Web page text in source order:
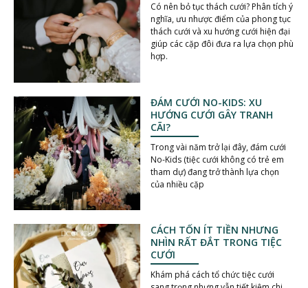
Có nên bỏ tục thách cưới? Phân tích ý
nghĩa, ưu nhược điểm của phong tục
thách cưới và xu hướng cưới hiện đại
giúp các cặp đôi đưa ra lựa chọn phù
hợp.
ĐÁM CƯỚI NO-KIDS: XU
HƯỚNG CƯỚI GÂY TRANH
CÃI?
Trong vài năm trở lại đây, đám cưới
No-Kids (tiệc cưới không có trẻ em
tham dự) đang trở thành lựa chọn
của nhiều cặp
CÁCH TỐN ÍT TIỀN NHƯNG
NHÌN RẤT ĐẮT TRONG TIỆC
CƯỚI
Khám phá cách tổ chức tiệc cưới